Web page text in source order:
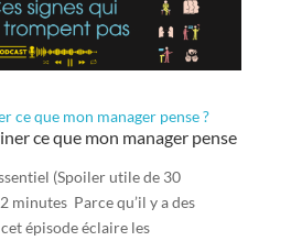
ce que mon manager pense ?
ce que mon manager pense
(Spoiler utile de 30
minutes Parce qu’il y a des
épisode éclaire les